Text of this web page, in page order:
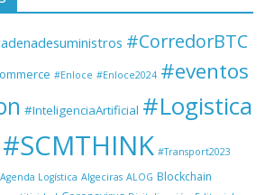
#CorredorBTC
#Enloce #Enloce2024 #eventos
#InteligenciaArtificial #Logistica
#SCMTHINK #Transport2023
Agenda Logística Algeciras ALOG Blockchain